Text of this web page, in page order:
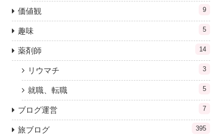
価値観 9
趣味 5
薬剤師 14
リウマチ 3
就職、転職 5
ブログ運営 7
旅ブログ 395